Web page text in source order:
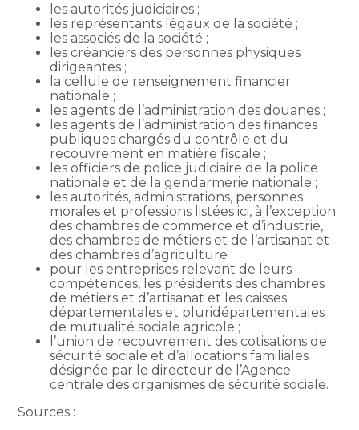
les autorités judiciaires ;
les représentants légaux de la société ;
les associés de la société ;
les créanciers des personnes physiques
dirigeantes ;
la cellule de renseignement financier
nationale ;
les agents de l’administration des douanes ;
les agents de l’administration des finances
publiques chargés du contrôle et du
recouvrement en matière fiscale ;
les officiers de police judiciaire de la police
nationale et de la gendarmerie nationale ;
les autorités, administrations, personnes
morales et professions listées ici, à l’exception
des chambres de commerce et d’industrie,
des chambres de métiers et de l’artisanat et
des chambres d’agriculture ;
pour les entreprises relevant de leurs
compétences, les présidents des chambres
de métiers et d’artisanat et les caisses
départementales et pluridépartementales
de mutualité sociale agricole ;
l’union de recouvrement des cotisations de
sécurité sociale et d’allocations familiales
désignée par le directeur de l’Agence
centrale des organismes de sécurité sociale.
Sources :